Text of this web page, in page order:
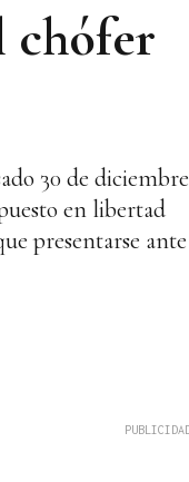
chófer
30 de diciembre
en libertad
presentarse ante